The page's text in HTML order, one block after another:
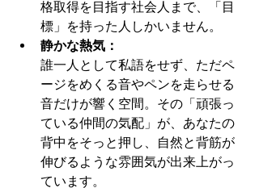
格取得を目指す社会人まで、「目
標」を持った人しかいません。
静かな熱気：
誰一人として私語をせず、ただペ
ージをめくる音やペンを走らせる
音だけが響く空間。その「頑張っ
ている仲間の気配」が、あなたの
背中をそっと押し、自然と背筋が
伸びるような雰囲気が出来上がっ
ています。